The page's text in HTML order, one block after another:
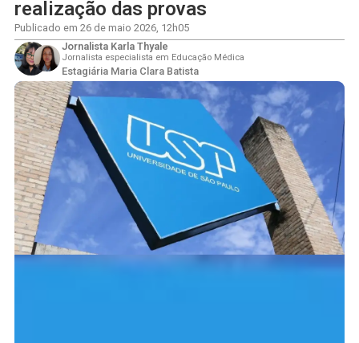
realização das provas
Publicado em 26 de maio 2026, 12h05
Jornalista Karla Thyale
Jornalista especialista em Educação Médica
Estagiária Maria Clara Batista